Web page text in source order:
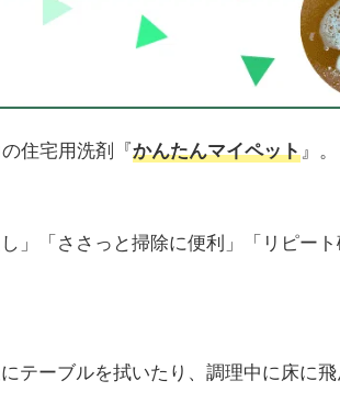
住宅用洗剤『かんたんマイペット』。
」「ささっと掃除に便利」「リピー
テーブルを拭いたり、調理中に床に